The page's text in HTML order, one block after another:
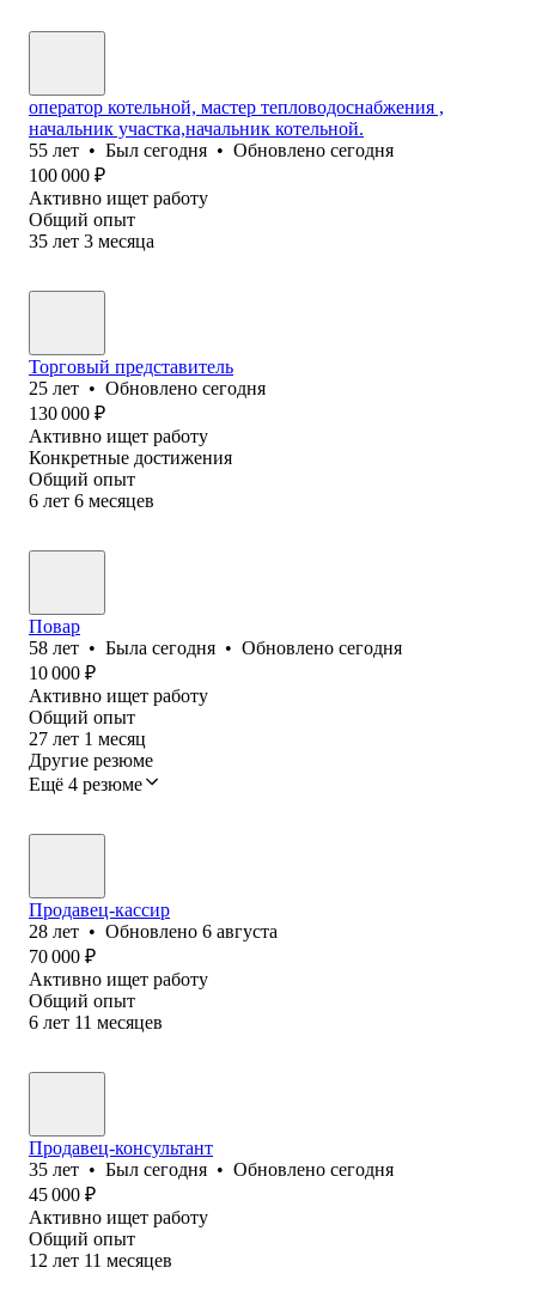
оператор котельной, мастер тепловодоснабжения ,
начальник участка,начальник котельной.
55 лет • Был сегодня • Обновлено сегодня
100 000 ₽
Активно ищет работу
Общий опыт
35 лет 3 месяца
Торговый представитель
25 лет • Обновлено сегодня
130 000 ₽
Активно ищет работу
Конкретные достижения
Общий опыт
6 лет 6 месяцев
Повар
58 лет • Была сегодня • Обновлено сегодня
10 000 ₽
Активно ищет работу
Общий опыт
27 лет 1 месяц
Другие резюме
Ещё 4 резюме
Продавец-кассир
28 лет • Обновлено 6 августа
70 000 ₽
Активно ищет работу
Общий опыт
6 лет 11 месяцев
Продавец-консультант
35 лет • Был сегодня • Обновлено сегодня
45 000 ₽
Активно ищет работу
Общий опыт
12 лет 11 месяцев